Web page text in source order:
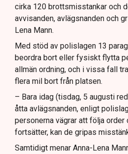
cirka 120 brottsmisstankar och
avvisanden, avlägsnanden och
Lena Mann.
Med stöd av polislagen 13
beordra bort eller fysiskt flytta
allmän ordning, och i vissa fall
flera mil bort från platsen.
– Bara idag (tisdag, 5 augusti
åtta avlägsnanden, enligt
personerna vägrar att följa order
fortsätter, kan de gripas
Samtidigt menar Anna-Lena